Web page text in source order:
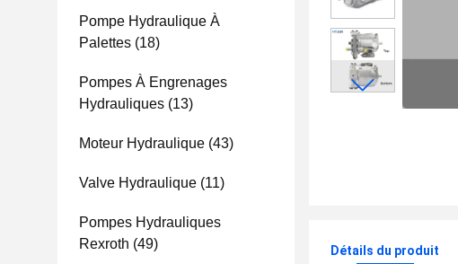
Pompe Hydraulique À
Palettes (18)
Pompes À Engrenages
Hydrauliques (13)
Moteur Hydraulique (43)
Valve Hydraulique (11)
Pompes Hydrauliques
Rexroth (49) Détails du produit